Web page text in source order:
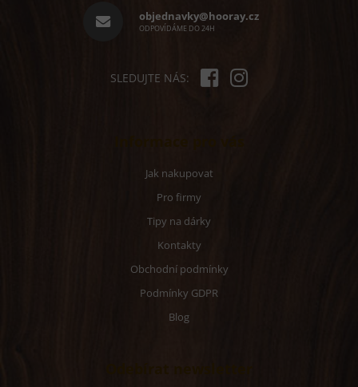
objednavky@hooray.cz
ODPOVÍDÁME DO 24H
SLEDUJTE NÁS:
Jak nakupovat
Pro firmy
Tipy na dárky
Kontakty
Obchodní podmínky
Podmínky GDPR
Blog